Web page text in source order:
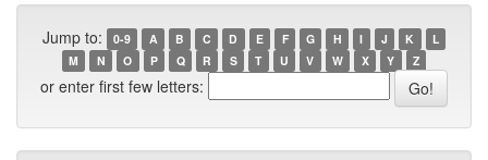
Jump to: 0-9 A B C D E F G H I J K
L
M
N O P Q R S T U V W X Y Z
or enter first few letters: